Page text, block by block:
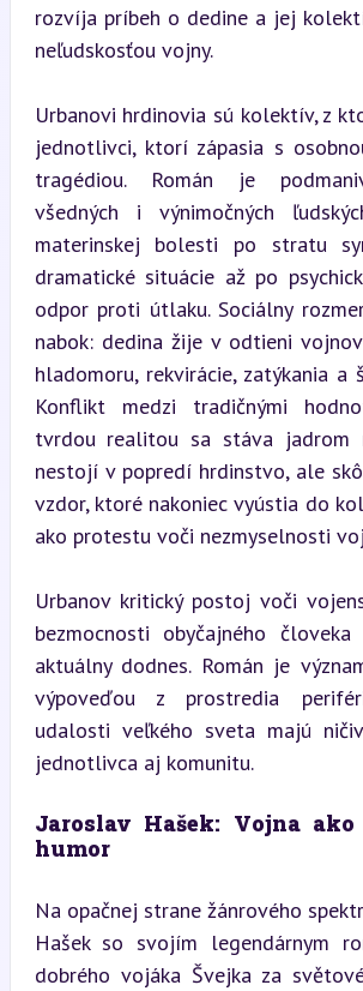
rozvíja príbeh o dedine a jej
neľudskosťou vojny.
Urbanovi hrdinovia sú kolektív, z
jednotlivci, ktorí zápasia s
tragédiou. Román je
všedných i výnimočných
materinskej bolesti po stratu
dramatické situácie až po
odpor proti útlaku. Sociálny
nabok: dedina žije v odtieni
hladomoru, rekvirácie, zatýkania a
Konflikt medzi tradičnými
tvrdou realitou sa stáva jadrom
nestojí v popredí hrdinstvo, ale
vzdor, ktoré nakoniec vyústia do
ako protestu voči nezmyselnosti
Urbanov kritický postoj voči
bezmocnosti obyčajného
aktuálny dodnes. Román je
výpoveďou z prostredia
udalosti veľkého sveta majú
jednotlivca aj komunitu.
Jaroslav Hašek: Vojna
humor
Na opačnej strane žánrového
Hašek so svojím legendárnym
dobrého vojáka Švejka za